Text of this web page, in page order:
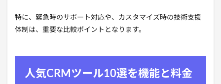
特に、緊急時のサポート対応や、カスタマイズ時の技術支援
体制は、重要な比較ポイントとなります。
人気CRMツール10選を機能と料金